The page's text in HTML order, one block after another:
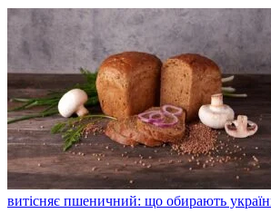
витісняє пшеничний: що обирають